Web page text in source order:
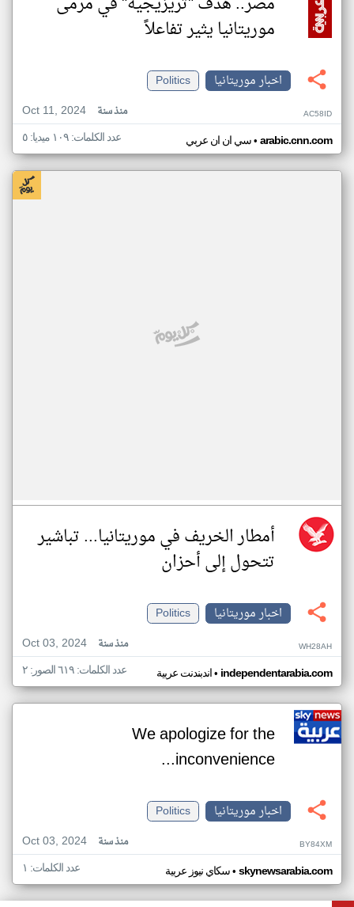
موريتانيا يثير تفاعلاً
اخبار موريتانيا
Politics
Oct 11, 2024
منذ سنة AC58ID
سي ان ان عربي• arabic.cnn.com عدد الكلمات: ١٠٩ ميديا: ٥
أمطار الخريف في موريتانيا... تباشير
تتحول إلى أحزان
اخبار موريتانيا
Politics
Oct 03, 2024
منذ سنة WH28AH
اندبندنت عربية• independentarabia.com عدد الكلمات: ٦١٩ الصور: ٢
We apologize for the
inconvenience...
اخبار موريتانيا
Politics
Oct 03, 2024
منذ سنة BY84XM
سكاي نيوز عربية• skynewsarabia.com عدد الكلمات: ١